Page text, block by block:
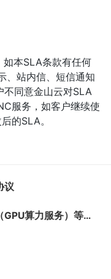
本SLA条款有任何
、站内信、短信通知
不同意金山云对SLA
服务，如客户继续使
的SLA。
议
下一篇：金山云边缘节点计算服务（GPU算力服务）等级协议